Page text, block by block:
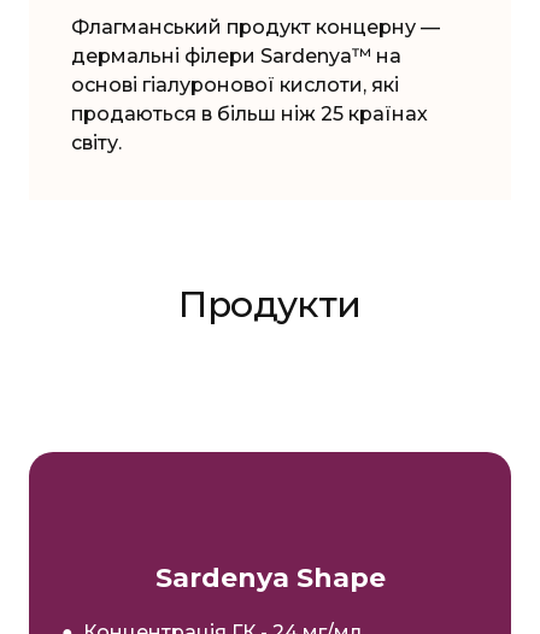
Флагманський продукт концерну —
дермальні філери Sardenya™ на
основі гіалуронової кислоти, які
продаються в більш ніж 25 країнах
світу.
Продукти
Sardenya Shape